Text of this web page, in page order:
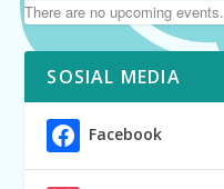
There are no upcoming events.
SOSIAL MEDIA
Facebook